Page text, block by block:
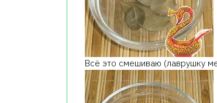
Всё это смешиваю (лаврушку